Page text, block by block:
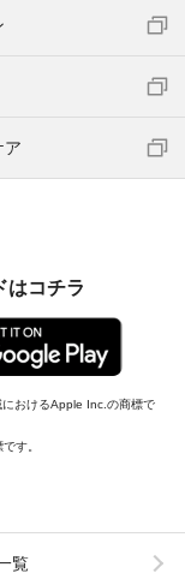
ア
はコチラ
おけるApple Inc.の商標で
す。
覧